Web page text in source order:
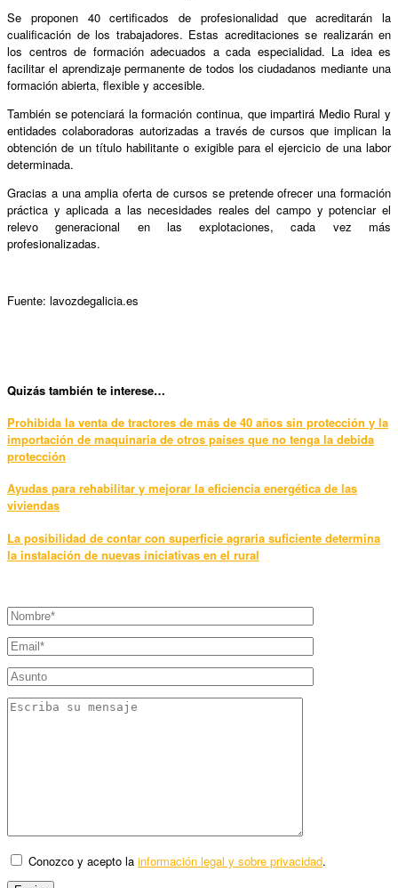
Se proponen 40 certificados de profesionalidad que acreditarán la
cualificación de los trabajadores. Estas acreditaciones se realizarán en
los centros de formación adecuados a cada especialidad. La idea es
facilitar el aprendizaje permanente de todos los ciudadanos mediante una
formación abierta, flexible y accesible.
También se potenciará la formación continua, que impartirá Medio Rural y
entidades colaboradoras autorizadas a través de cursos que implican la
obtención de un título habilitante o exigible para el ejercicio de una labor
determinada.
Gracias a una amplia oferta de cursos se pretende ofrecer una formación
práctica y aplicada a las necesidades reales del campo y potenciar el
relevo generacional en las explotaciones, cada vez más
profesionalizadas.
Fuente: lavozdegalicia.es
Quizás también te interese…
Prohibida la venta de tractores de más de 40 años sin protección y la
importación de maquinaria de otros países que no tenga la debida
protección
Ayudas para rehabilitar y mejorar la eficiencia energética de las
viviendas
La posibilidad de contar con superficie agraria suficiente determina
la instalación de nuevas iniciativas en el rural
Conozco y acepto la información legal y sobre privacidad.